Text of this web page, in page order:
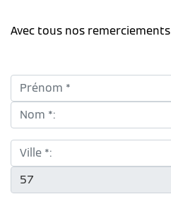
Avec tous nos remerciements
Prénom *:
Nom *:
Ville *:
CP *: